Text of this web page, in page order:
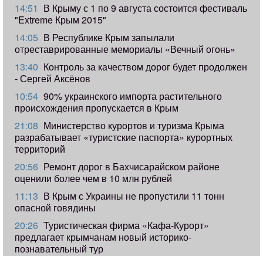
14:51 В Крыму с 1 по 9 августа состоится фестиваль
"Extreme Крым 2015"
14:05 В Республике Крым запылали
отреставрированные мемориалы «Вечный огонь»
13:40 Контроль за качеством дорог будет продолжен
- Сергей Аксёнов
10:54 90% украинского импорта растительного
происхождения пропускается в Крым
21:08 Министерство курортов и туризма Крыма
разрабатывает «туристские паспорта» курортных
территорий
20:56 Ремонт дорог в Бахчисарайском районе
оценили более чем в 10 млн рублей
11:13 В Крым с Украины не пропустили 11 тонн
опасной говядины
20:26 Туристическая фирма «Кафа-Курорт»
предлагает крымчанам новый историко-
познавательный тур